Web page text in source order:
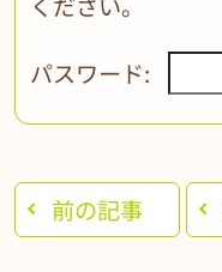
パスワード:
前の記事